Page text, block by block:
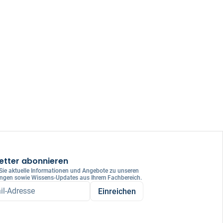
abonnieren
aktuelle Informationen und Angebote zu unseren
sowie Wissens-Updates aus Ihrem Fachbereich.
Adresse Einreichen